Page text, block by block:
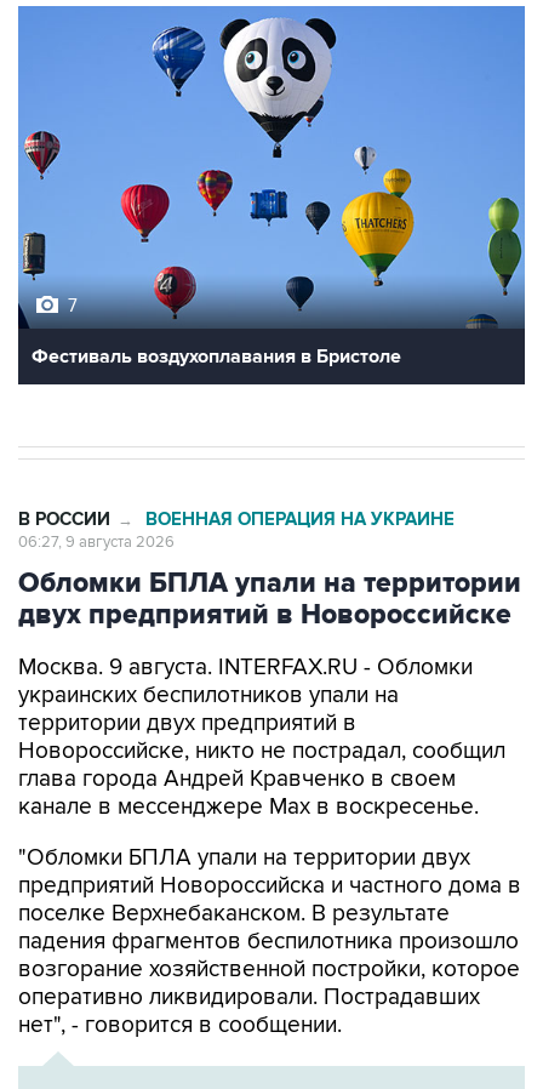
7
Фестиваль воздухоплавания в Бристоле
В РОССИИ → ВОЕННАЯ ОПЕРАЦИЯ НА УКРАИНЕ
06:27, 9 августа 2026
Обломки БПЛА упали на территории
двух предприятий в Новороссийске
Москва. 9 августа. INTERFAX.RU - Обломки
украинских беспилотников упали на
территории двух предприятий в
Новороссийске, никто не пострадал, сообщил
глава города Андрей Кравченко в своем
канале в мессенджере Max в воскресенье.
"Обломки БПЛА упали на территории двух
предприятий Новороссийска и частного дома в
поселке Верхнебаканском. В результате
падения фрагментов беспилотника произошло
возгорание хозяйственной постройки, которое
оперативно ликвидировали. Пострадавших
нет", - говорится в сообщении.